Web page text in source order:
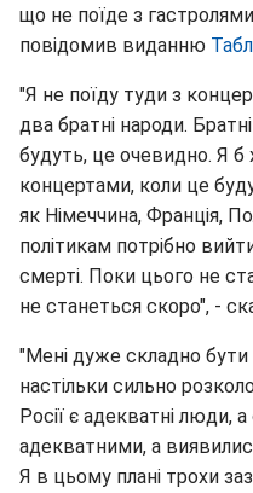
що не поїде з
повідомив виданню
"Я не поїду туди з
два братні народи.
будуть, це очевидно. Я б
концертами, коли це
як Німеччина, Франція,
політикам потрібно
смерті. Поки цього не
не станеться скоро", -
"Мені дуже складно бути
настільки сильно
Росії є адекватні люди,
адекватними, а
Я в цьому плані трохи